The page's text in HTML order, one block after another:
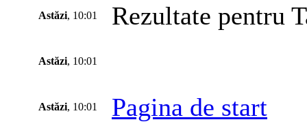
Astăzi, 10:01 Rezultate pentru
Astăzi, 10:01
Astăzi, 10:01 Pagina de start